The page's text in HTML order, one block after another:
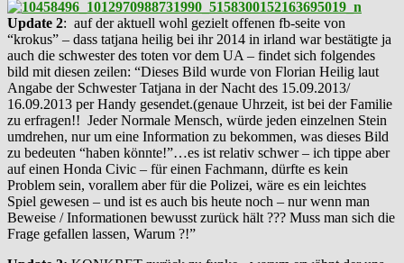
Update 2: auf der aktuell wohl gezielt offenen fb-seite von
“krokus” – dass tatjana heilig bei ihr 2014 in irland war bestätigte ja
auch die schwester des toten vor dem UA – findet sich folgendes
bild mit diesen zeilen: “Dieses Bild wurde von Florian Heilig laut
Angabe der Schwester Tatjana in der Nacht des 15.09.2013/
16.09.2013 per Handy gesendet.(genaue Uhrzeit, ist bei der Familie
zu erfragen!! Jeder Normale Mensch, würde jeden einzelnen Stein
umdrehen, nur um eine Information zu bekommen, was dieses Bild
zu bedeuten “haben könnte!”…es ist relativ schwer – ich tippe aber
auf einen Honda Civic – für einen Fachmann, dürfte es kein
Problem sein, vorallem aber für die Polizei, wäre es ein leichtes
Spiel gewesen – und ist es auch bis heute noch – nur wenn man
Beweise / Informationen bewusst zurück hält ??? Muss man sich die
Frage gefallen lassen, Warum ?!”